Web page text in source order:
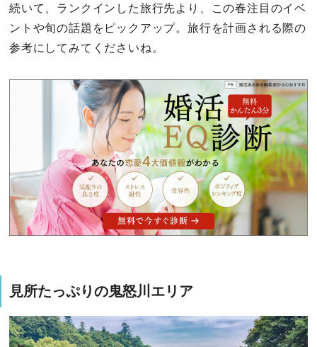
続いて、ランクインした旅行先より、この春注目のイベ
ントや旬の話題をピックアップ。旅行を計画される際の
参考にしてみてくださいね。
見所たっぷりの鬼怒川エリア